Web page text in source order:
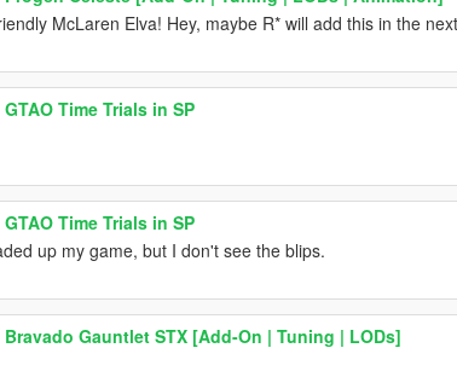
McLaren Elva! Hey, maybe R* will add this in the
GTAO Time Trials in SP
GTAO Time Trials in SP
up my game, but I don't see the blips.
Bravado Gauntlet STX [Add-On | Tuning | LODs]